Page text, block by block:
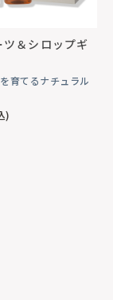
＆シロップギ
育てるナチュラル
)